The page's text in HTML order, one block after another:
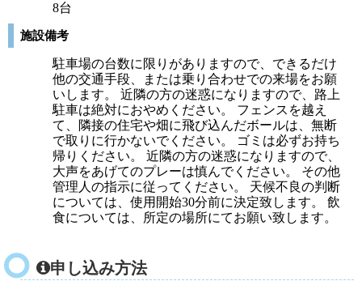
8台
施設備考
駐車場の台数に限りがありますので、できるだけ
他の交通手段、または乗り合わせでの来場をお願
いします。 近隣の方の迷惑になりますので、路上
駐車は絶対におやめください。 フェンスを越え
て、隣接の住宅や畑に飛び込んだボールは、無断
で取りに行かないでください。 ゴミは必ずお持ち
帰りください。 近隣の方の迷惑になりますので、
大声をあげてのプレーは慎んでください。 その他
管理人の指示に従ってください。 天候不良の判断
については、使用開始30分前に決定致します。 飲
食については、所定の場所にてお願い致します。
申し込み方法